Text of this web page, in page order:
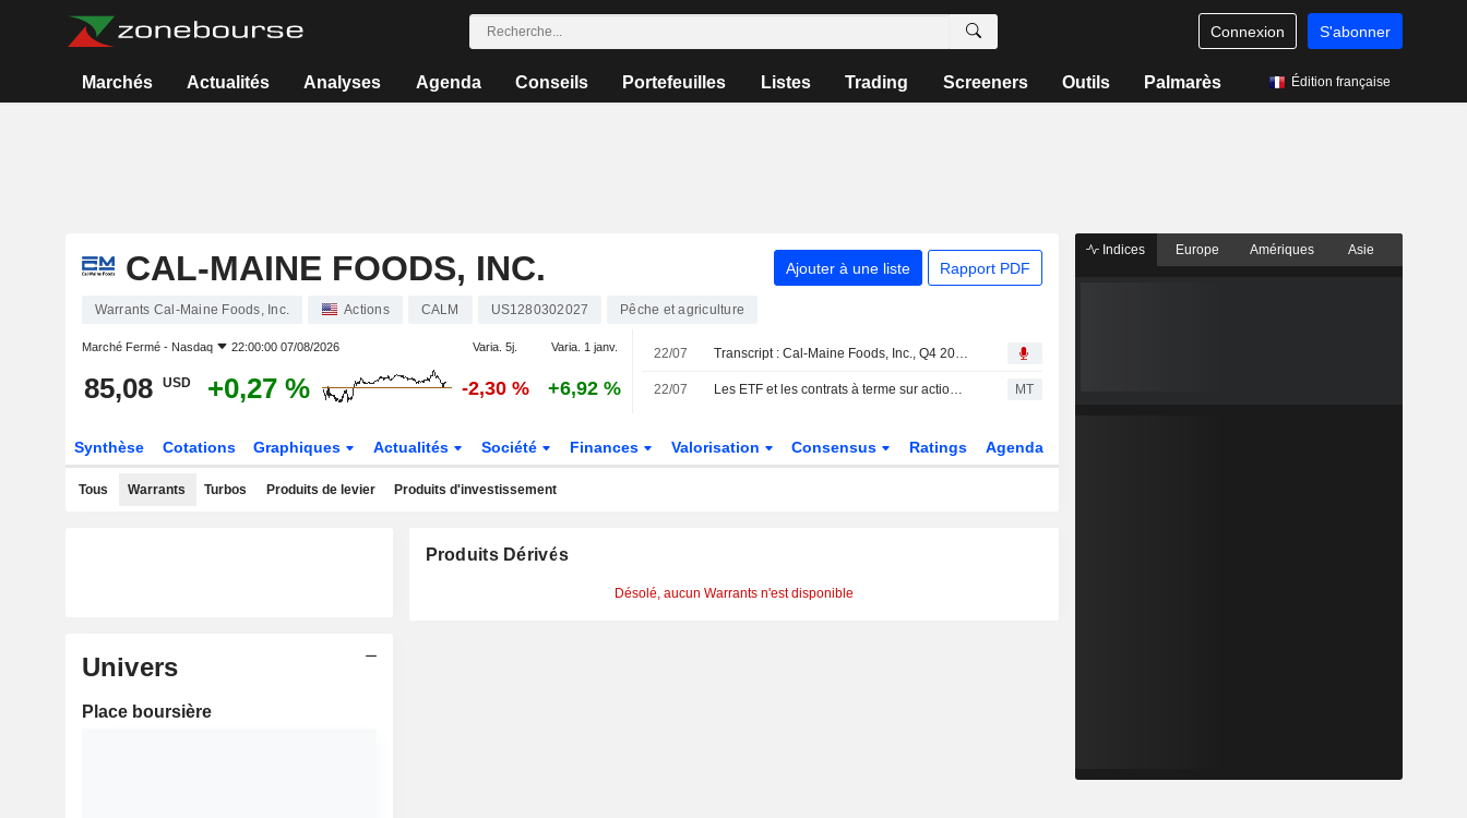
Connexion S'abonner
Marchés Actualités Analyses Agenda Conseils Portefeuilles Listes Trading Screeners Outils Palmarès Édition française
CAL-MAINE FOODS, INC. Ajouter à une liste Rapport PDF
Warrants Cal-Maine Foods, Inc. Actions CALM US1280302027 Pêche et agriculture
Marché Fermé - Nasdaq 22:00:00 07/08/2026 Varia. 5j. Varia. 1 janv.
85,08 USD +0,27 % -2,30 % +6,92 %
22/07 Transcript : Cal-Maine Foods, Inc., Q4 2026 Earnings Call, Jul 22, 2026
22/07 Les ETF et les contrats à terme sur actions reculent avant l'ouverture mercredi, dans l'attente des résultats des géants de la technologie MT
Synthèse Cotations Graphiques Actualités Société Finances Valorisation Consensus Ratings Agenda
Tous Warrants Turbos Produits de levier Produits d'investissement
Univers
Place boursière
Produits Dérivés
Désolé, aucun Warrants n'est disponible
Indices Europe Amériques Asie